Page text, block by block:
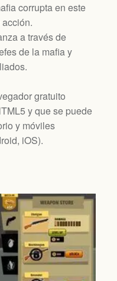
corrupta en este
a través de
de la mafia y
gratuito
y que se puede
y móviles
iOS).